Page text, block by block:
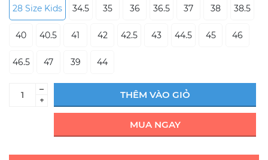
28 Size Kids
34.5 35 36 36.5 37 38 38.5
40 40.5 41 42 42.5 43 44.5 45 46
46.5 47 39 44
–
+
THÊM VÀO GIỎ
MUA NGAY